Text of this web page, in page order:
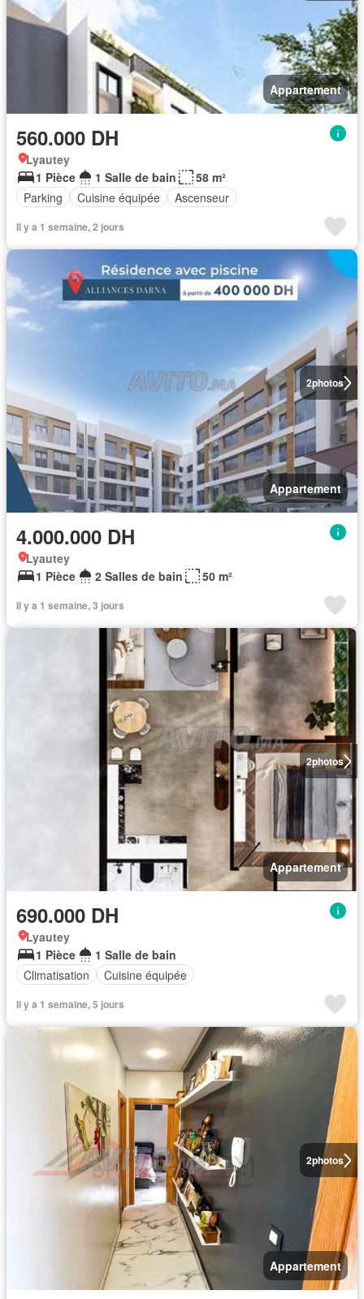
Appartement
560.000 DH
Lyautey
1 Pièce
1 Salle de bain
58 m²
Parking
Cuisine équipée Ascenseur
Il y a 1 semaine, 2 jours
2photos
Appartement
4.000.000 DH
Lyautey
1 Pièce
2 Salles de bain 50 m²
Il y a 1 semaine, 3 jours
2photos
Appartement
690.000 DH
Lyautey
1 Pièce
1 Salle de bain
Climatisation
Cuisine équipée
Il y a 1 semaine, 5 jours
2photos
Appartement